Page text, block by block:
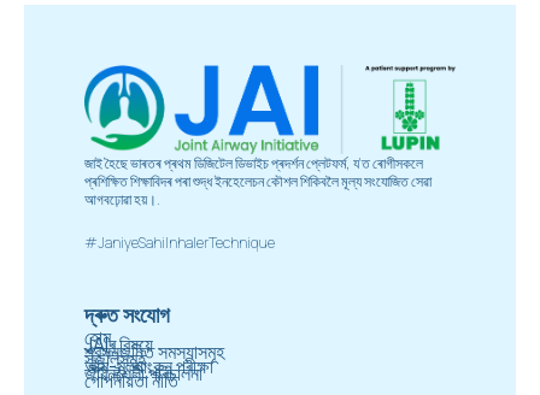
জাই হৈছে ভাৰতৰ প্ৰথম ডিজিটেল ডিভাইচ প্ৰদৰ্শন প্লেটফৰ্ম, য'ত ৰোগীসকলে
প্ৰশিক্ষিত শিক্ষাবিদৰ পৰা শুদ্ধ ইনহেলেচন কৌশল শিকিবলৈ মূল্য সংযোজিত সেৱা
আগবঢ়োৱা হয়।.
#JaniyeSahiInhalerTechnique
দ্ৰুত সংযোগ
হোম
JAIৰ বিষয়ে
শ্বসনজনিত সমস্যাসমূহ
সঁজুলিসমূহ
আত্ম-মূল্যাংকন পৰীক্ষা
জীৱনশৈলী পৰিচালনা
গোপনীয়তা নীতি